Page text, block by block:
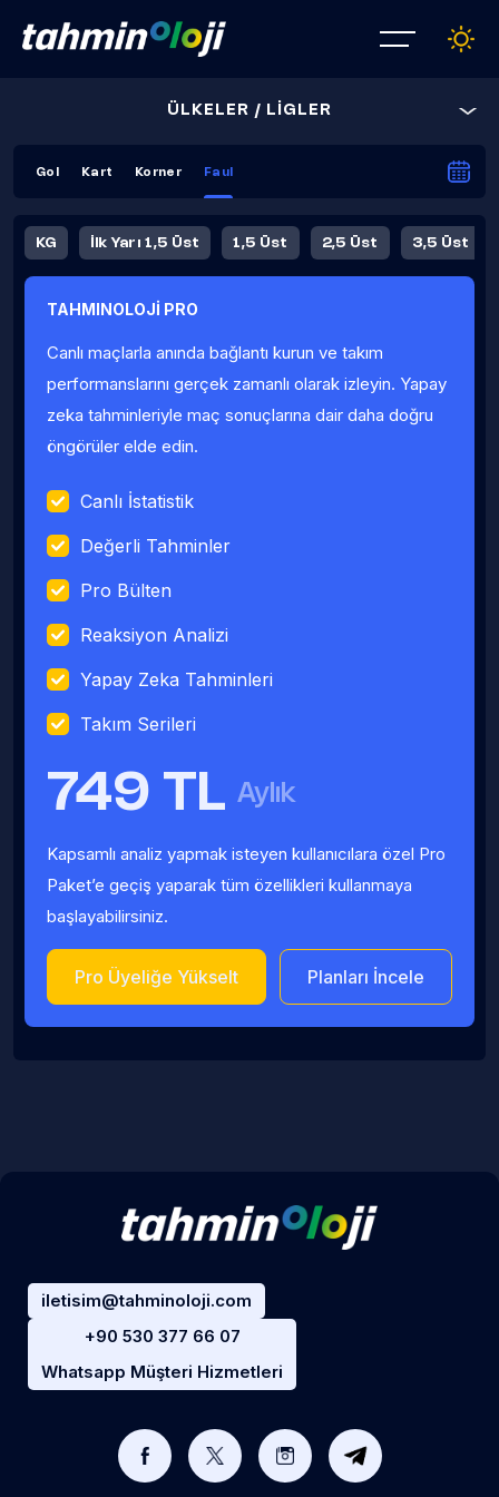
ÜLKELER / LİGLER
Gol Kart Korner Faul
KG İlk Yarı 1,5 Üst 1,5 Üst 2,5 Üst 3,5 Üst
Fauller Ortalama
TAHMINOLOJİ PRO
Canlı maçlarla anında bağlantı kurun ve takım
performanslarını gerçek zamanlı olarak izleyin. Yapay
zeka tahminleriyle maç sonuçlarına dair daha doğru
öngörüler elde edin.
Canlı İstatistik
Değerli Tahminler
Pro Bülten
Reaksiyon Analizi
Yapay Zeka Tahminleri
Takım Serileri
749 TL Aylık
Kapsamlı analiz yapmak isteyen kullanıcılara özel Pro
Paket’e geçiş yaparak tüm özellikleri kullanmaya
başlayabilirsiniz.
Pro Üyeliğe Yükselt Planları İncele
iletisim@tahminoloji.com
+90 530 377 66 07
Whatsapp Müşteri Hizmetleri